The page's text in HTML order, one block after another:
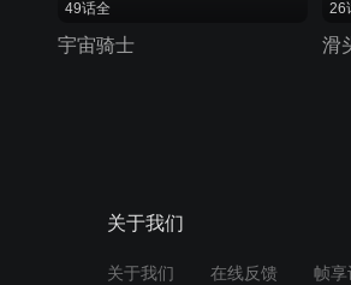
49话全
宇宙骑士
26
滑
关于我们
关于我们 在线反馈 帧享